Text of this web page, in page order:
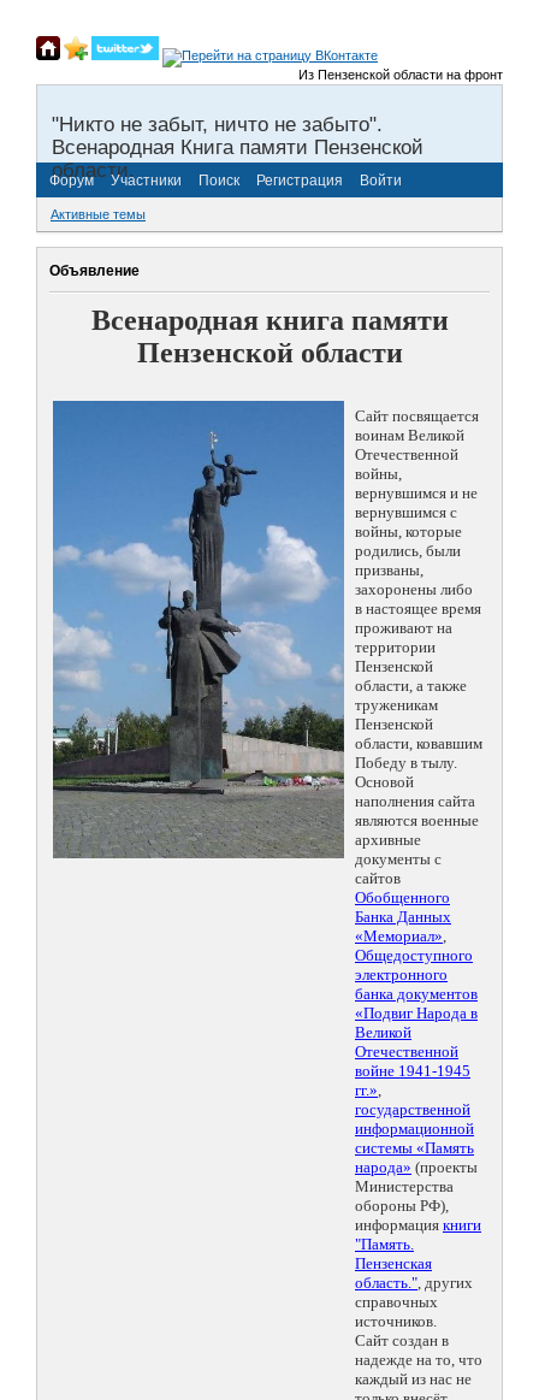
Из Пензенской области на фронты
"Никто не забыт, ничто не забыто".
Всенародная Книга памяти Пензенской
области.
Форум Участники Поиск Регистрация Войти
Активные темы
Объявление
Всенародная книга памяти
Пензенской области
Сайт посвящается
воинам Великой
Отечественной
войны,
вернувшимся и не
вернувшимся с
войны, которые
родились, были
призваны,
захоронены либо
в настоящее время
проживают на
территории
Пензенской
области, а также
труженикам
Пензенской
области, ковавшим
Победу в тылу.
Основой
наполнения сайта
являются военные
архивные
документы с
сайтов
Обобщенного
Банка Данных
«Мемориал»,
Общедоступного
электронного
банка документов
«Подвиг Народа в
Великой
Отечественной
войне 1941-1945
гг.»,
государственной
информационной
системы «Память
народа» (проекты
Министерства
обороны РФ),
информация книги
"Память.
Пензенская
область.", других
справочных
источников.
Сайт создан в
надежде на то, что
каждый из нас не